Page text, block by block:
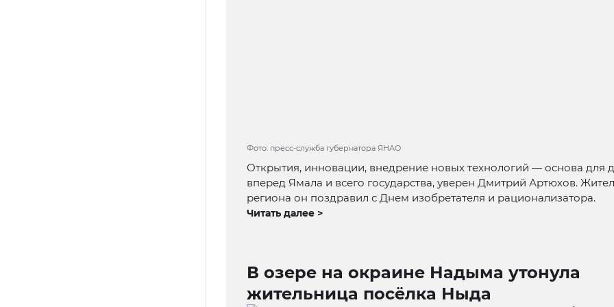
Фото: пресс-служба губернатора ЯНАО
Открытия, инновации, внедрение новых технологий — основа для
вперед Ямала и всего государства, уверен Дмитрий Артюхов.
региона он поздравил с Днем изобретателя и рационализатора.
Читать далее >
В озере на окраине Надыма утонула
жительница посёлка Ныда